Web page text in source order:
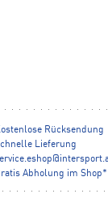
Rücksendung
Lieferung
@
Abholung im